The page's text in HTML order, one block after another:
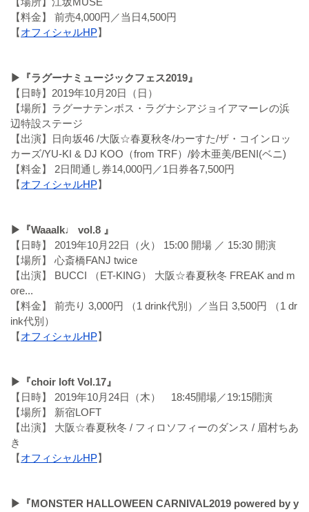
【料金】 前売4,000円／当日4,500円
【オフィシャルHP】
▶『ラグーナミュージックフェス2019』
【日時】2019年10月20日（日）
【場所】ラグーナテンボス・ラグナシアジョイアマーレの浜
辺特設ステージ
【出演】日向坂46 /大阪☆春夏秋冬/わーすた/ザ・コインロッ
カーズ/YU-KI & DJ KOO（from TRF）/鈴木亜美/BENI(ベニ)
【料金】 2日間通し券14,000円／1日券各7,500円
【オフィシャルHP】
▶『Waaalk♩ vol.8 』
【日時】 2019年10月22日（火） 15:00 開場 ／ 15:30 開演
【場所】 心斎橋FANJ twice
【出演】 BUCCI （ET-KING） 大阪☆春夏秋冬 FREAK and m
ore...
【料金】 前売り 3,000円 （1 drink代別）／当日 3,500円 （1 dr
ink代別）
【オフィシャルHP】
▶『choir loft Vol.17』
【日時】 2019年10月24日（木） 18:45開場／19:15開演
【場所】 新宿LOFT
【出演】 大阪☆春夏秋冬 / フィロソフィーのダンス / 眉村ちあ
き
【オフィシャルHP】
▶『MONSTER HALLOWEEN CARNIVAL2019 powered by y